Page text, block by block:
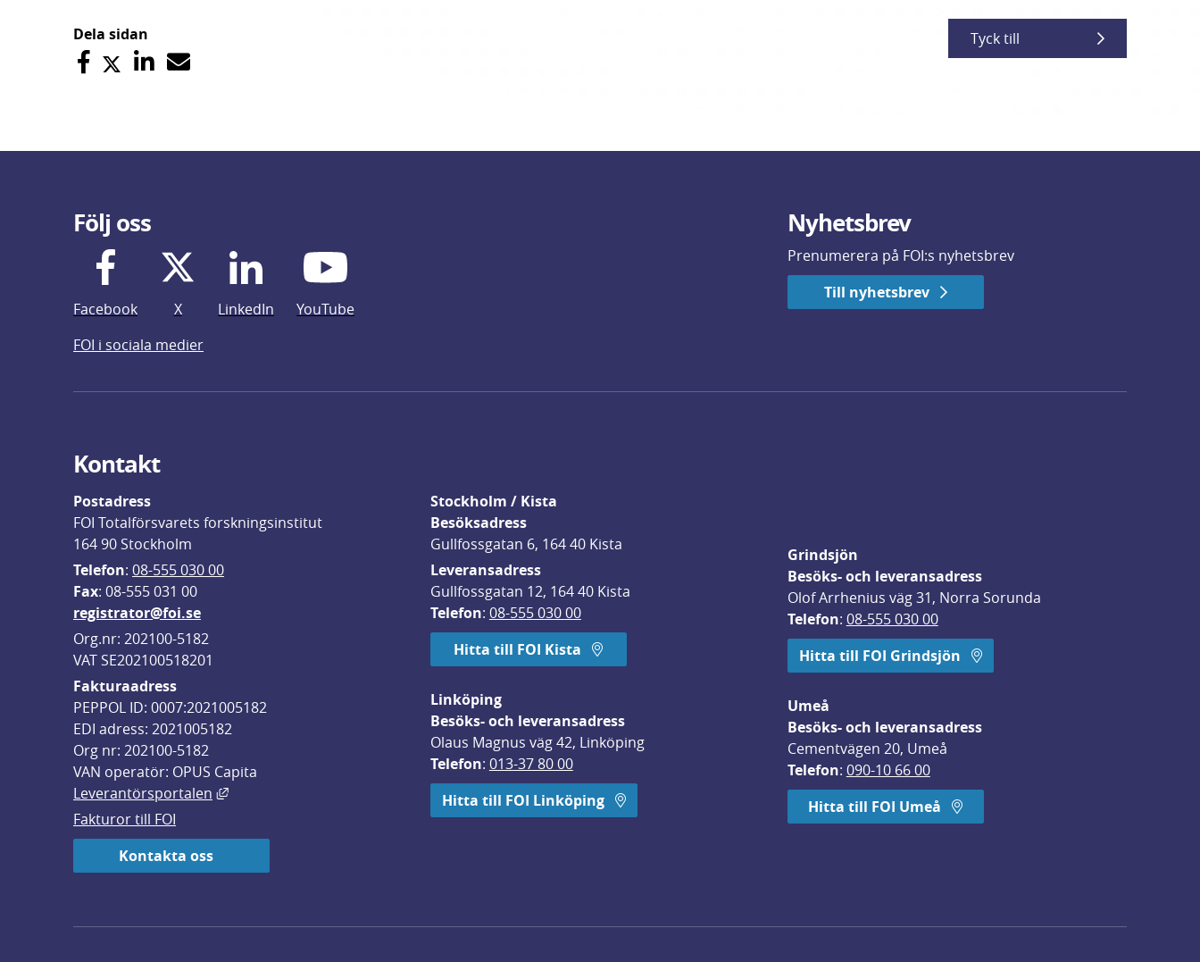
Dela sidan Tyck till
Följ oss
Facebook X LinkedIn
YouTube
FOI i sociala medier
Nyhetsbrev
Prenumerera på FOI:s nyhetsbrev
Till nyhetsbrev
Kontakt
Postadress
FOI Totalförsvarets forskningsinstitut
164 90 Stockholm
Telefon: 08-555 030 00
Fax: 08-555 031 00
registrator@foi.se
Org.nr: 202100-5182
VAT SE202100518201
Fakturaadress
PEPPOL ID: 0007:2021005182
EDI adress: 2021005182
Org nr: 202100-5182
VAN operatör: OPUS Capita
Leverantörsportalen
Länk till annan webbplats, öppnas i nytt fönster.
Fakturor till FOI
Kontakta oss
Stockholm / Kista
Besöksadress
Gullfossgatan 6, 164 40 Kista
Leveransadress
Gullfossgatan 12, 164 40 Kista
Telefon: 08-555 030 00
Hitta till FOI Kista
Linköping
Besöks- och leveransadress
Olaus Magnus väg 42, Linköping
Telefon: 013-37 80 00
Hitta till FOI Linköping
Grindsjön
Besöks- och leveransadress
Olof Arrhenius väg 31, Norra Sorunda
Telefon: 08-555 030 00
Hitta till FOI Grindsjön
Umeå
Besöks- och leveransadress
Cementvägen 20, Umeå
Telefon: 090-10 66 00
Hitta till FOI Umeå